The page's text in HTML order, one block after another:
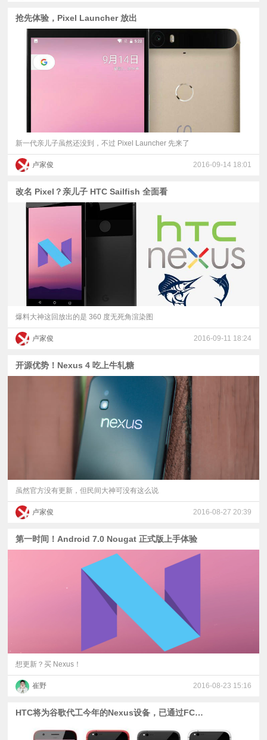
抢先体验，Pixel Launcher 放出
新一代亲儿子虽然还没到，不过 Pixel Launcher 先来了
卢家俊 2016-09-14 18:01
改名 Pixel？亲儿子 HTC Sailfish 全面看
爆料大神这回放出的是 360 度无死角渲染图
卢家俊 2016-09-11 18:24
开源优势！Nexus 4 吃上牛轧糖
虽然官方没有更新，但民间大神可没有这么说
卢家俊 2016-08-27 20:39
第一时间！Android 7.0 Nougat 正式版上手体验
想更新？买 Nexus！
崔野 2016-08-23 15:16
HTC将为谷歌代工今年的Nexus设备，已通过FCC认证